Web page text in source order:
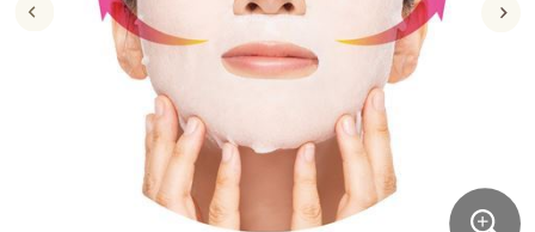
カーテン・ラグ・ファブリック
制服・学生服
ジュニア・ティーンズ下着
大きいサイズ通販すべて
大きいサイズ レディース服
大きいサイズ レディース下着
バーゲンセール
シークレットセール
商品カテゴリ一覧
ジュニア・ティーンズ下着
大きいサイズ レディース服
大きいサイズ レディース下着
大きいサイズ メンズ
バーゲンセール
シークレットセール
商品カテゴリ一覧
カタログ・チラシからのご注文